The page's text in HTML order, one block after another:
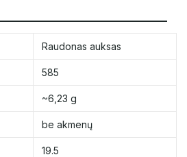
Raudonas auksas
585
~6,23 g
be akmenų
19.5